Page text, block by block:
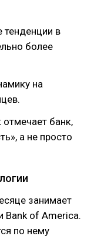
в
более
на
отмечает банк,
а не просто
занимает
Bank of America.
по нему